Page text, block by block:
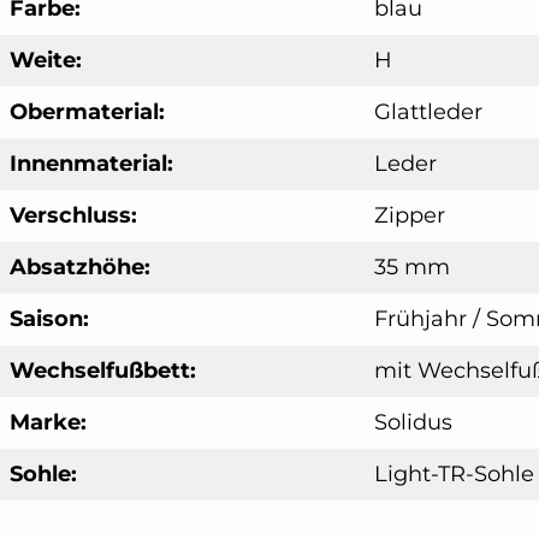
Farbe:
blau
Weite:
H
Obermaterial:
Glattleder
Innenmaterial:
Leder
Verschluss:
Zipper
Absatzhöhe:
35 mm
Saison:
Frühjahr /
Wechselfußbett:
mit
Marke:
Solidus
Sohle:
Light-TR-Sohle